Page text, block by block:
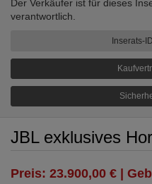
Der Verkäufer ist für dieses
verantwortlich.
Inserats-
JBL exklusives
Preis: 23.900,00 € |